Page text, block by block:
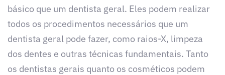
básico que um dentista geral. Eles podem realizar
todos os procedimentos necessários que um
dentista geral pode fazer, como raios-X, limpeza
dos dentes e outras técnicas fundamentais. Tanto
os dentistas gerais quanto os cosméticos podem